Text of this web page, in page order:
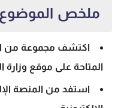
ملخص
اكتشف مجموعة من
المتاحة على موقع وزارة
استفد من المنصة